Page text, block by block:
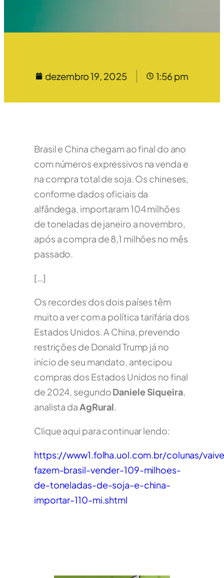
dezembro 19, 2025 1:56 pm
Brasil e China chegam ao final do ano
com números expressivos na venda e
na compra total de soja. Os chineses,
conforme dados oficiais da
alfândega, importaram 104 milhões
de toneladas de janeiro a novembro,
após a compra de 8,1 milhões no mês
passado.
[…]
Os recordes dos dois países têm
muito a ver com a política tarifária dos
Estados Unidos. A China, prevendo
restrições de Donald Trump já no
início de seu mandato, antecipou
compras dos Estados Unidos no final
de 2024, segundoDaniele Siqueira,
analista daAgRural.
Clique aqui para continuar lendo:
https://www1.folha.uol.com.br/colunas/
fazem-brasil-vender-109-milhoes-
de-toneladas-de-soja-e-china-
importar-110-mi.shtml